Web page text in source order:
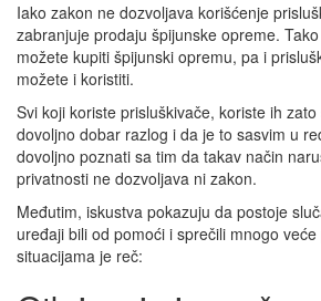
Iako zakon ne dozvoljava korišćenje
zabranjuje prodaju špijunske opreme.
možete kupiti špijunski opremu, pa i
možete i koristiti.
Svi koji koriste prisluškivače, koriste ih
dovoljno dobar razlog i da je to sasvim u
dovoljno poznati sa tim da takav način
privatnosti ne dozvoljava ni zakon.
Međutim, iskustva pokazuju da postoje
uređaji bili od pomoći i sprečili mnogo
situacijama je reč: